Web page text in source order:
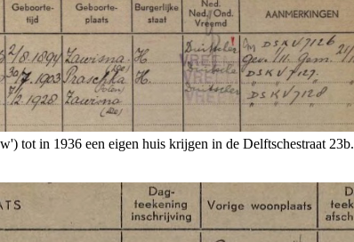
tot in 1936 een eigen huis krijgen in de Delftschestraat 23b.